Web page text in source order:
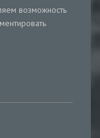
возможность